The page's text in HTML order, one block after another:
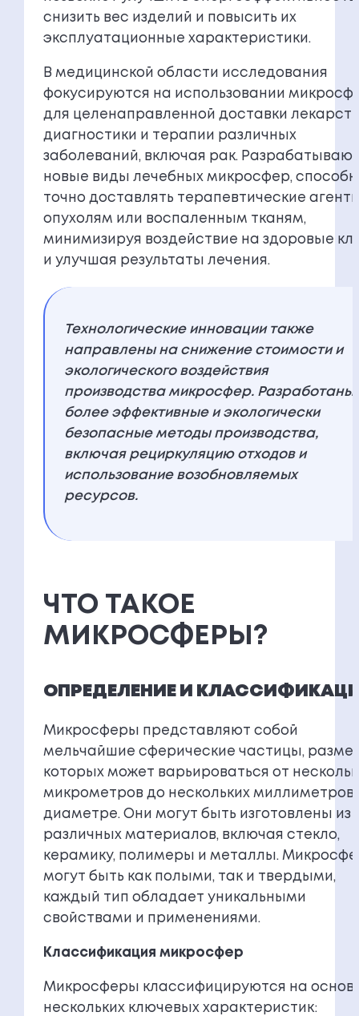
снизить вес изделий и повысить их
эксплуатационные характеристики.
В медицинской области исследования
фокусируются на использовании
для целенаправленной доставки
диагностики и терапии различных
заболеваний, включая рак.
новые виды лечебных микросфер,
точно доставлять терапевтические
опухолям или воспаленным тканям,
минимизируя воздействие на здоровые
и улучшая результаты лечения.
Технологические инновации также
направлены на снижение стоимости и
экологического воздействия
производства микросфер. Разработаны
более эффективные и экологически
безопасные методы производства,
включая рециркуляцию отходов и
использование возобновляемых
ресурсов.
ЧТО ТАКОЕ
МИКРОСФЕРЫ?
ОПРЕДЕЛЕНИЕ И
Микросферы представляют собой
мельчайшие сферические частицы,
которых может варьироваться от
микрометров до нескольких миллиметров
диаметре. Они могут быть изготовлены из
различных материалов, включая стекло,
керамику, полимеры и металлы.
могут быть как полыми, так и твердыми,
каждый тип обладает уникальными
свойствами и применениями.
Классификация микросфер
Микросферы классифицируются на
нескольких ключевых характеристик: